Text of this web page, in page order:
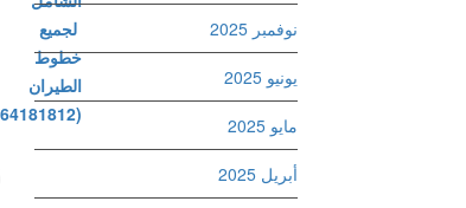
نوفمبر 2025
يونيو 2025
مايو 2025
أبريل 2025